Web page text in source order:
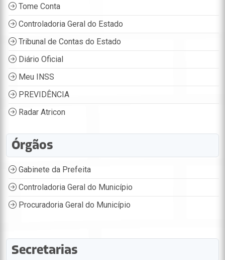
Tome Conta
Controladoria Geral do Estado
Tribunal de Contas do Estado
Diário Oficial
Meu INSS
PREVIDÊNCIA
Radar Atricon
Órgãos
Gabinete da Prefeita
Controladoria Geral do Município
Procuradoria Geral do Município
Secretarias